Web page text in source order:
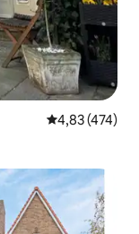
Priemerné
4,83 (474)